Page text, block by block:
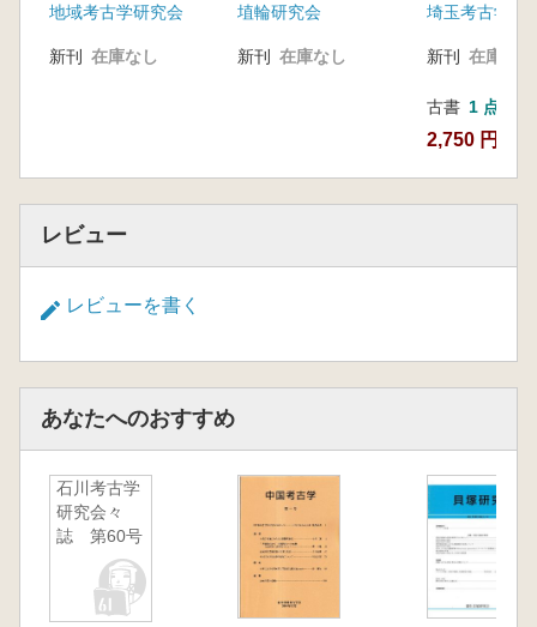
地域考古学研究会
新刊 在庫なし
埴輪研究会
新刊 在庫なし
埼玉考古学会
新刊 在庫なし
古書 1 点
2,750 円
レビュー
レビューを書く
あなたへのおすすめ
石川考古学
研究会々
誌 第60号